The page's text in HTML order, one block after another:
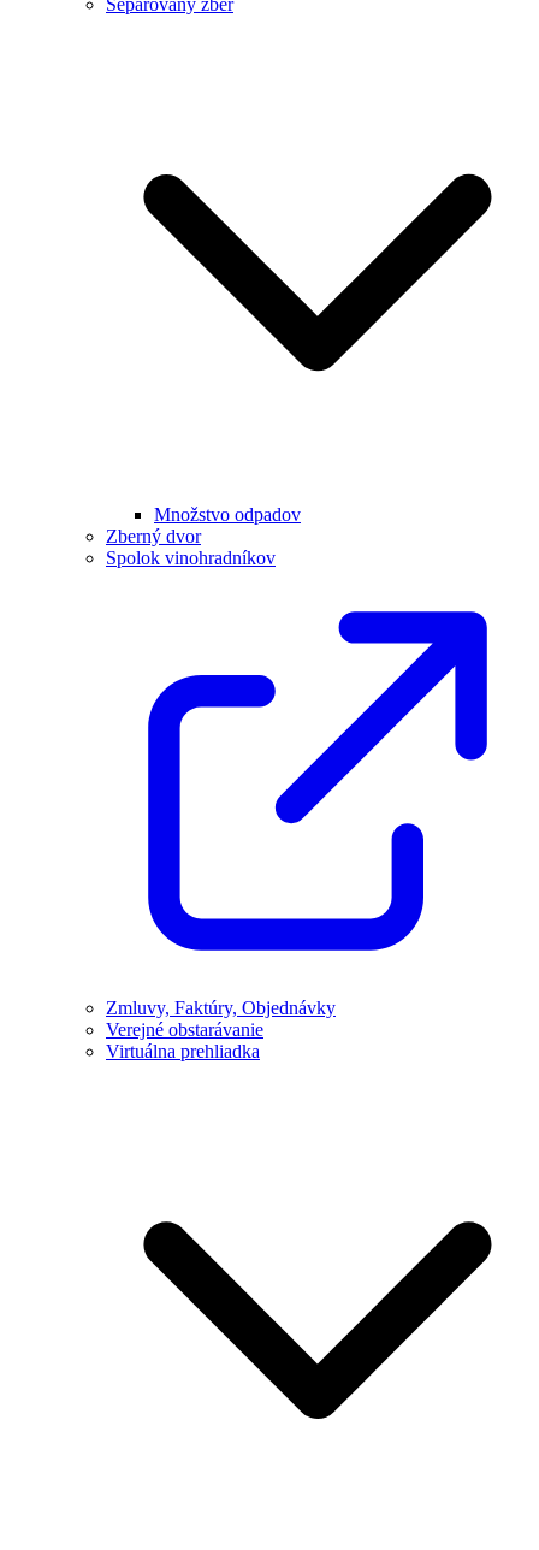
Separovaný zber
Množstvo odpadov
Zberný dvor
Spolok vinohradníkov
Zmluvy, Faktúry, Objednávky
Verejné obstarávanie
Virtuálna prehliadka